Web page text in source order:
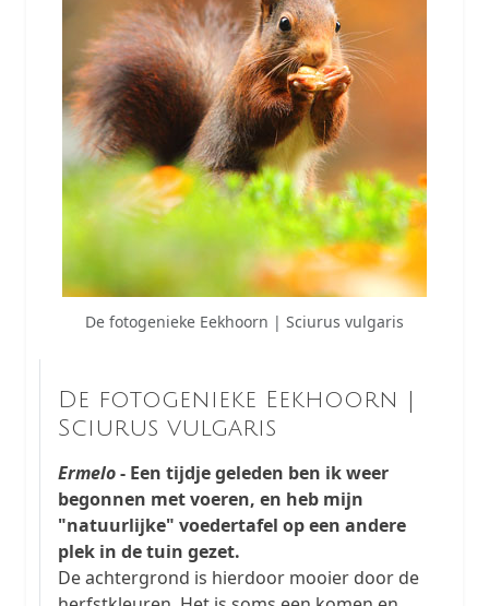
De fotogenieke Eekhoorn | Sciurus vulgaris
De fotogenieke Eekhoorn |
Sciurus vulgaris
Ermelo- Een tijdje geleden ben ik weer
begonnen met voeren, en heb mijn
"natuurlijke" voedertafel op een andere
plek in de tuin gezet.
De achtergrond is hierdoor mooier door de